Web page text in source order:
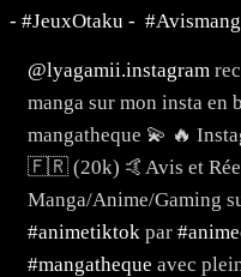
- #JeuxOtaku -
@lyagamii.instagram
manga sur mon insta
mangatheque 💫 🔥
🇫🇷 (20k) 🤙Avis et
Manga/Anime/Gaming
#animetiktok par
#mangatheque avec